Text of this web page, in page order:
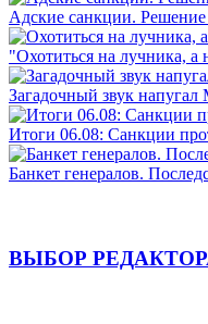
Адские санкции.
"Охотиться на лучника, а
Загадочный звук
Итоги 06.08: Санкции
Банкет генералов.
ВЫБОР